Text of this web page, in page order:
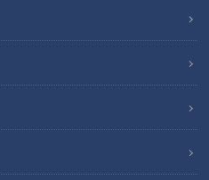
小学校に6年、中学校に3年通
校で過ごします。専用の学習指
で既に207校が開校しています
合予定の小学校と中学校を取